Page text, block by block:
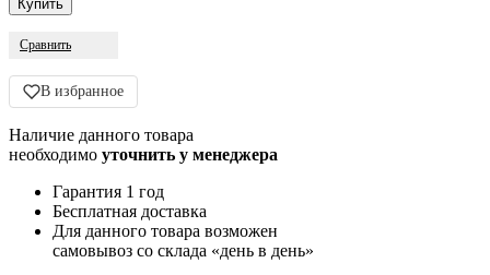
Сравнить
В избранное
Наличие данного товара
необходимо уточнить у менеджера
Гарантия 1 год
Бесплатная доставка
Для данного товара возможен
самовывоз со склада «день в день»